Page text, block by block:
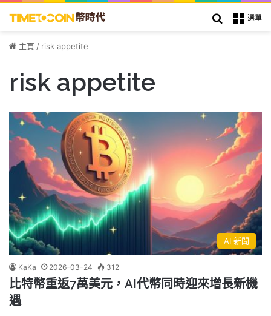
選單
搜索
主頁 / risk appetite
risk appetite
AI 新聞
KaKa 2026-03-24 312
比特幣重返7萬美元，AI代幣同時迎來增長新機
遇